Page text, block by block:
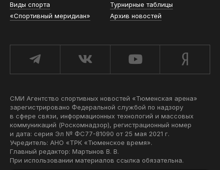
Виды спорта
Турнирные таблицы
«Спортивный меридиан»
Архив новостей
СМИ Агентство спортивных новостей «Тюменская арена»
зарегистрировано Федеральной службой по надзору
в сфере связи, информационных технологий и массовых
коммуникаций (Роскомнадзор), регистрационный номер
и дата: серия Эл № ФС77-81090 от 25 мая 2021 г.
Учредитель: АНО «ТРК «Тюменское время».
Главный редактор: Мартынов В. В.
При использовании материалов ссылка обязательна.